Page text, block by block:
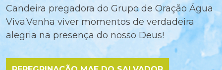
Candeira pregadora do Grupo de Oração Água
Viva.Venha viver momentos de verdadeira
alegria na presença do nosso Deus!